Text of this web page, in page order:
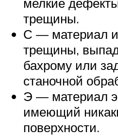
трещины.
С — материал
трещины,
бахрому или
станочной
Э — материал
имеющий
поверхности.